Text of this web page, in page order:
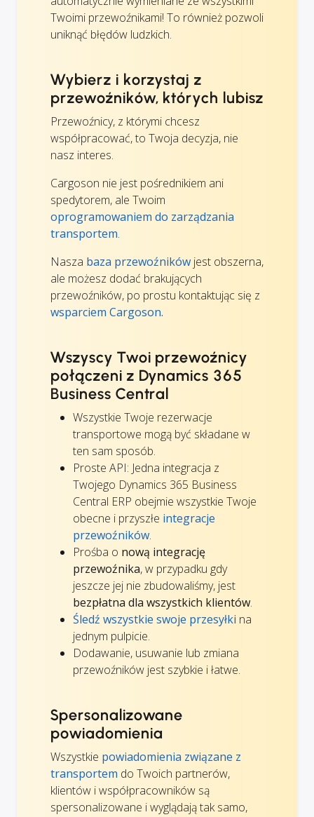
Twoimi przewoźnikami! To również pozwoli
uniknąć błędów ludzkich.
Wybierz i korzystaj z
przewoźników, których lubisz
Przewoźnicy, z którymi chcesz
współpracować, to Twoja decyzja, nie
nasz interes.
Cargoson nie jest pośrednikiem ani
spedytorem, ale Twoim
oprogramowaniem do zarządzania
transportem.
Nasza baza przewoźników jest obszerna,
ale możesz dodać brakujących
przewoźników, po prostu kontaktując się z
wsparciem Cargoson.
Wszyscy Twoi przewoźnicy
połączeni z Dynamics 365
Business Central
Wszystkie Twoje rezerwacje
transportowe mogą być składane w
ten sam sposób.
Proste API: Jedna integracja z
Twojego Dynamics 365 Business
Central ERP obejmie wszystkie Twoje
obecne i przyszłe integracje
przewoźników.
Prośba o nową integrację
przewoźnika, w przypadku gdy
jeszcze jej nie zbudowaliśmy, jest
bezpłatna dla wszystkich klientów.
Śledź wszystkie swoje przesyłki na
jednym pulpicie.
Dodawanie, usuwanie lub zmiana
przewoźników jest szybkie i łatwe.
Spersonalizowane
powiadomienia
Wszystkie powiadomienia związane z
transportem do Twoich partnerów,
klientów i współpracowników są
spersonalizowane i wyglądają tak samo,